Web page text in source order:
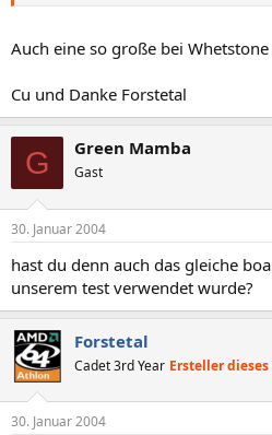
Auch eine so große bei Whetstone
Cu und Danke Forstetal
G Green Mamba
Gast
30. Januar 2004
hast du denn auch das gleiche
unserem test verwendet wurde?
Forstetal
Cadet 3rd Year Ersteller dieses
30. Januar 2004